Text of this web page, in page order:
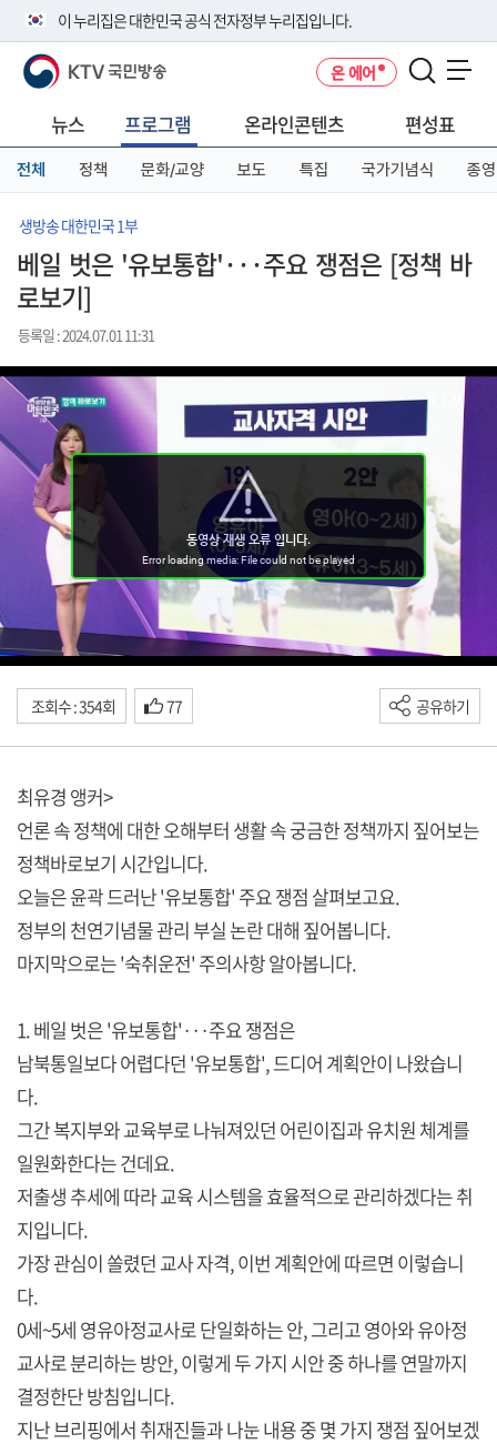
이 누리집은 대한민국 공식 전자정부 누리집입니다.
공식 누리집 주소 확인하기
니다.
이밖에 or.kr 또는 .kr등 다른 도메인 주소를 사용하고 있다면 아래 URL에
서 도메인 주소를 확인해 보세요
KTV 국민방송 온 에어
뉴스 프로그램 온라인콘텐츠 편성표
전체 정책 문화/교양 보도 특집 국가기념식 종영
생방송 대한민국 1부
베일 벗은 '유보통합'···주요 쟁점은 [정책 바
로보기]
등록일 : 2024.07.01 11:31
조회수 : 354회 77 공유하기
최유경 앵커>
언론 속 정책에 대한 오해부터 생활 속 궁금한 정책까지 짚어보는
정책바로보기 시간입니다.
오늘은 윤곽 드러난 '유보통합' 주요 쟁점 살펴보고요.
정부의 천연기념물 관리 부실 논란 대해 짚어봅니다.
마지막으로는 '숙취운전' 주의사항 알아봅니다.
1. 베일 벗은 '유보통합'···주요 쟁점은
남북통일보다 어렵다던 '유보통합', 드디어 계획안이 나왔습니
다.
그간 복지부와 교육부로 나눠져있던 어린이집과 유치원 체계를
일원화한다는 건데요.
저출생 추세에 따라 교육 시스템을 효율적으로 관리하겠다는 취
지입니다.
가장 관심이 쏠렸던 교사 자격, 이번 계획안에 따르면 이렇습니
다.
0세~5세 영유아정교사로 단일화하는 안, 그리고 영아와 유아정
교사로 분리하는 방안, 이렇게 두 가지 시안 중 하나를 연말까지
결정한단 방침입니다.
지난 브리핑에서 취재진들과 나눈 내용 중 몇 가지 쟁점 짚어보겠